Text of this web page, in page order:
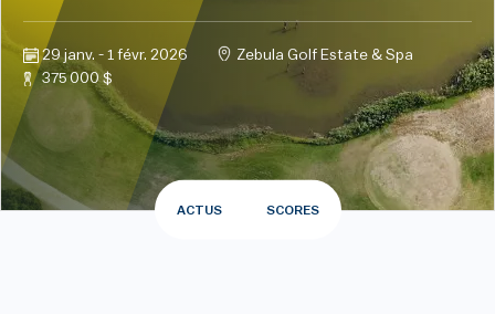
29 janv. - 1 févr. 2026
Zebula Golf Estate & Spa
375 000 $
ACTUS SCORES